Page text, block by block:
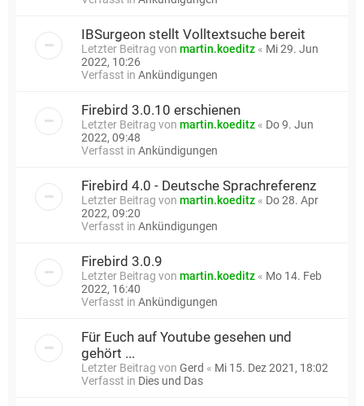
IBSurgeon stellt Volltextsuche bereit
Letzter Beitrag von martin.koeditz « Mi 29. Jun
2022, 10:26
Verfasst in Ankündigungen
Firebird 3.0.10 erschienen
Letzter Beitrag von martin.koeditz « Do 9. Jun
2022, 09:48
Verfasst in Ankündigungen
Firebird 4.0 - Deutsche Sprachreferenz
Letzter Beitrag von martin.koeditz « Do 28. Apr
2022, 09:20
Verfasst in Ankündigungen
Firebird 3.0.9
Letzter Beitrag von martin.koeditz « Mo 14. Feb
2022, 16:40
Verfasst in Ankündigungen
Für Euch auf Youtube gesehen und
gehört ...
Letzter Beitrag von Gerd « Mi 15. Dez 2021, 18:02
Verfasst in Dies und Das